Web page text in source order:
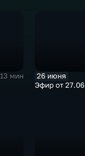
13 мин
26 июня
Эфир от